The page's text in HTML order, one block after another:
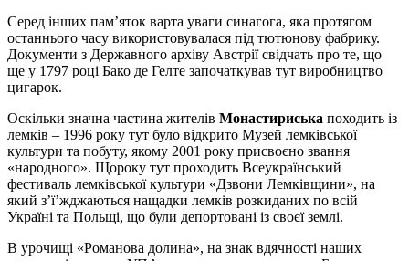
Серед інших пам’яток варта уваги синагога, яка протягом
останнього часу використовувалася під тютюнову фабрику.
Документи з Державного архіву Австрії свідчать про те, що
ще у 1797 році Бако де Гелте започаткував тут виробництво
цигарок.
Оскільки значна частина жителів Монастириська походить із
лемків – 1996 року тут було відкрито Музей лемківської
культури та побуту, якому 2001 року присвоєно звання
«народного». Щороку тут проходить Всеукраїнський
фестиваль лемківської культури «Дзвони Лемківщини», на
який з’ї’жджаються нащадки лемків розкиданих по всій
Україні та Польщі, що були депортовані із своєї землі.
В урочищі «Романова долина», на знак вдячності наших